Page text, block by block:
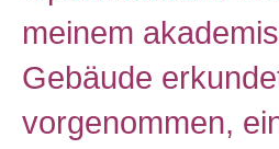
meinem
Gebäude
vorgenommen,